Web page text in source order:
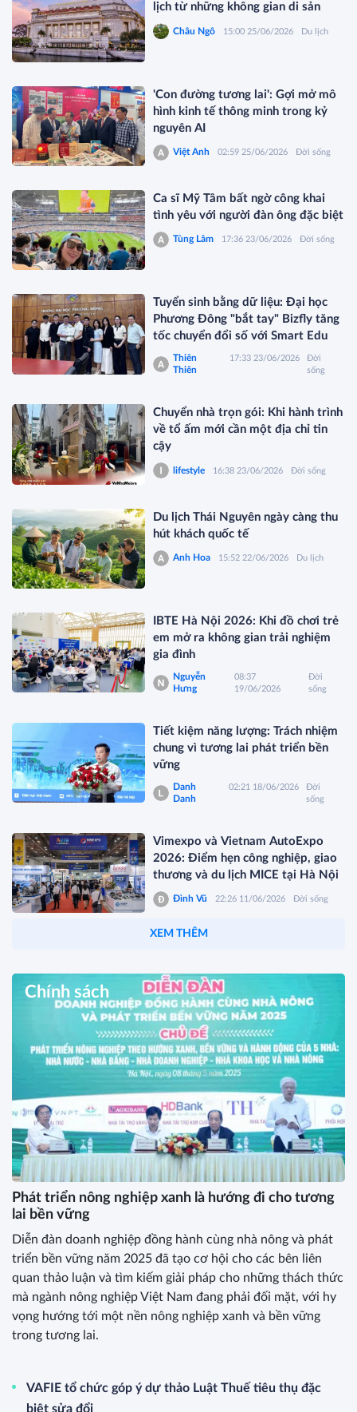
lịch từ những không gian di sản
Châu Ngô 15:00 25/06/2026 Du lịch
'Con đường tương lai': Gợi mở mô
hình kinh tế thông minh trong kỷ
nguyên AI
Việt Anh 02:59 25/06/2026 Đời sống
Ca sĩ Mỹ Tâm bất ngờ công khai
tình yêu với người đàn ông đặc biệt
Tùng Lâm 17:36 23/06/2026 Đời sống
Tuyển sinh bằng dữ liệu: Đại học
Phương Đông "bắt tay" Bizfly tăng
tốc chuyển đổi số với Smart Edu
Thiên
Thiên
17:33 23/06/2026
Đời
sống
Chuyển nhà trọn gói: Khi hành trình
về tổ ấm mới cần một địa chỉ tin
cậy
lifestyle 16:38 23/06/2026 Đời sống
Du lịch Thái Nguyên ngày càng thu
hút khách quốc tế
Anh Hoa 15:52 22/06/2026 Du lịch
IBTE Hà Nội 2026: Khi đồ chơi trẻ
em mở ra không gian trải nghiệm
gia đình
Nguyễn
Hưng
08:37
19/06/2026
Đời
sống
Tiết kiệm năng lượng: Trách nhiệm
chung vì tương lai phát triển bền
vững
Danh
Danh
02:21 18/06/2026
Đời
sống
Vimexpo và Vietnam AutoExpo
2026: Điểm hẹn công nghiệp, giao
thương và du lịch MICE tại Hà Nội
Đình Vũ 22:26 11/06/2026 Đời sống
XEM THÊM
Chính sách
Phát triển nông nghiệp xanh là hướng đi cho tương
lai bền vững
Diễn đàn doanh nghiệp đồng hành cùng nhà nông và phát
triển bền vững năm 2025 đã tạo cơ hội cho các bên liên
quan thảo luận và tìm kiếm giải pháp cho những thách thức
mà ngành nông nghiệp Việt Nam đang phải đối mặt, với hy
vọng hướng tới một nền nông nghiệp xanh và bền vững
trong tương lai.
VAFIE tổ chức góp ý dự thảo Luật Thuế tiêu thụ đặc
biệt sửa đổi